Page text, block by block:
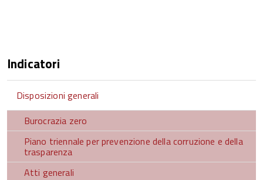
Indicatori
Disposizioni generali
Burocrazia zero
Piano triennale per prevenzione della corruzione e della
trasparenza
Atti generali